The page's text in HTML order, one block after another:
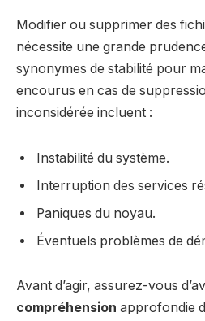
Modifier ou supprimer des
nécessite une grande
synonymes de stabilité pour
encourus en cas de
inconsidérée incluent :
Instabilité du système.
Interruption des services
Paniques du noyau.
Éventuels problèmes de
Avant d’agir, assurez-vous
compréhension approfondie